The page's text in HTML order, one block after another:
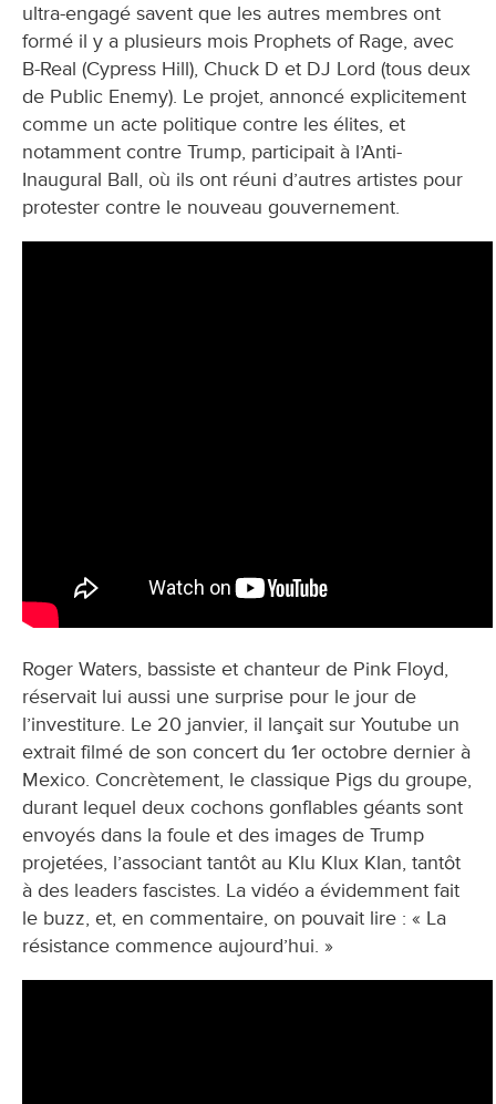
ultra-engagé savent que les autres membres ont
formé il y a plusieurs mois Prophets of Rage, avec
B-Real (Cypress Hill), Chuck D et DJ Lord (tous deux
de Public Enemy). Le projet, annoncé explicitement
comme un acte politique contre les élites, et
notamment contre Trump, participait à l’Anti-
Inaugural Ball, où ils ont réuni d’autres artistes pour
protester contre le nouveau gouvernement.
Roger Waters, bassiste et chanteur de Pink Floyd,
réservait lui aussi une surprise pour le jour de
l’investiture. Le 20 janvier, il lançait sur Youtube un
extrait filmé de son concert du 1er octobre dernier à
Mexico. Concrètement, le classique Pigs du groupe,
durant lequel deux cochons gonflables géants sont
envoyés dans la foule et des images de Trump
projetées, l’associant tantôt au Klu Klux Klan, tantôt
à des leaders fascistes. La vidéo a évidemment fait
le buzz, et, en commentaire, on pouvait lire : « La
résistance commence aujourd’hui. »